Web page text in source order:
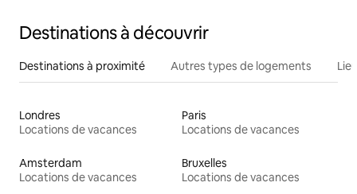
Destinations à découvrir
Destinations à proximité Autres types de logements
Londres
Locations de vacances
Paris
Locations de vacances
Amsterdam
Locations de vacances
Bruxelles
Locations de vacances